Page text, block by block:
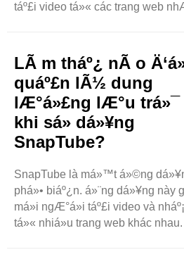
táº£i video tá»« các trang web
quanh SnapTube. Blog này sáº½
sáng tá» má»™t sá»‘ hiá»ƒu
này. SnapTube là báº¥t há»£p
Má»™t huyá»n ..
LÃ m tháº¿ nÃ o
quáº£n lÃ½ dung
lÆ°á»£ng lÆ°u trá»¯
khi sá»­ dá»¥ng
SnapTube?
SnapTube là má»™t á»©ng
phá»• biáº¿n. á»¨ng dá»¥ng này
má»i ngÆ°á»i táº£i video và
tá»« nhiá»u trang web khác nhau.